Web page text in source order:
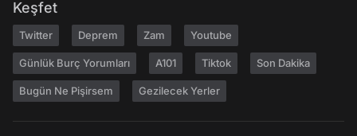
Keşfet
Twitter Deprem Zam Youtube
Günlük Burç Yorumları A101 Tiktok Son Dakika
Bugün Ne Pişirsem Gezilecek Yerler